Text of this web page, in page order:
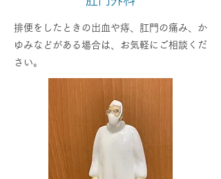
排便をしたときの出血や痔、肛門の痛み、か
ゆみなどがある場合は、お気軽にご相談くだ
さい。